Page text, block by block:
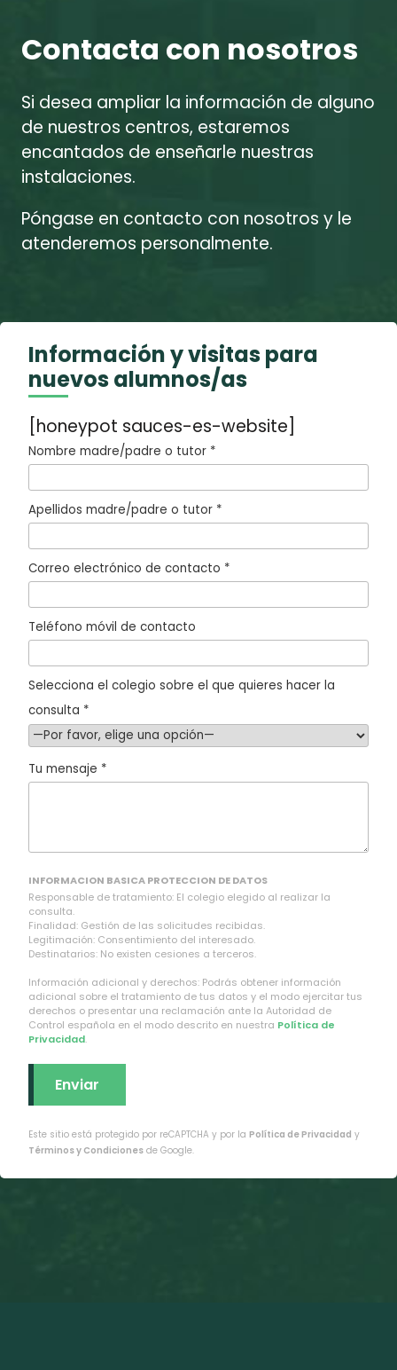
Contacta con nosotros
Si desea ampliar la información de alguno
de nuestros centros, estaremos
encantados de enseñarle nuestras
instalaciones.
Póngase en contacto con nosotros y le
atenderemos personalmente.
Información y visitas para
nuevos alumnos/as
[honeypot sauces-es-website]
Nombre madre/padre o tutor *
Apellidos madre/padre o tutor *
Correo electrónico de contacto *
Teléfono móvil de contacto
Selecciona el colegio sobre el que quieres hacer la
consulta *
Tu mensaje *
INFORMACION BASICA PROTECCION DE DATOS
Responsable de tratamiento: El colegio elegido al realizar la
consulta.
Finalidad: Gestión de las solicitudes recibidas.
Legitimación: Consentimiento del interesado.
Destinatarios: No existen cesiones a terceros.
Información adicional y derechos: Podrás obtener información
adicional sobre el tratamiento de tus datos y el modo ejercitar tus
derechos o presentar una reclamación ante la Autoridad de
Control española en el modo descrito en nuestra Política de
Privacidad.
Este sitio está protegido por reCAPTCHA y por la Política de Privacidad y
Términos y Condiciones de Google.